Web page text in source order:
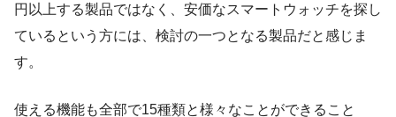
円以上する製品ではなく、安価なスマートウォッチを探し
ているという方には、検討の一つとなる製品だと感じま
す。
使える機能も全部で15種類と様々なことができること